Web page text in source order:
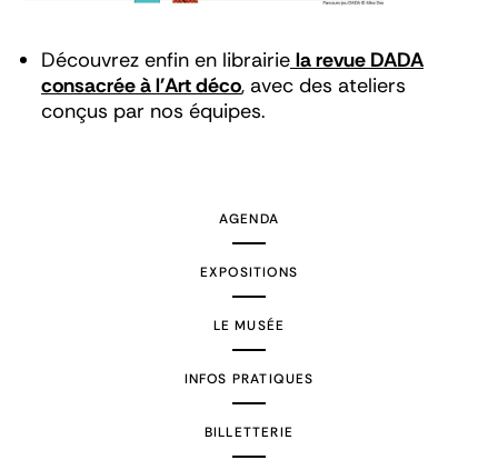
Découvrez enfin en librairie la revue DADA
consacrée à l'Art déco, avec des ateliers
conçus par nos équipes.
AGENDA
EXPOSITIONS
LE MUSÉE
INFOS PRATIQUES
BILLETTERIE